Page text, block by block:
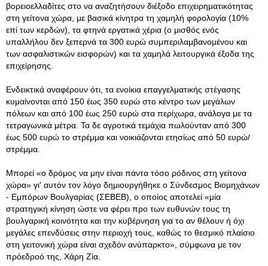
βορειοελλαδίτες στο να αναζητήσουν διέξοδο επιχειρηματικότητας
στη γείτονα χώρα, με βασικά κίνητρα τη χαμηλή φορολογία (10%
επί των κερδών), τα φτηνά εργατικά χέρια (ο μισθός ενός
υπαλλήλου δεν ξεπερνά τα 300 ευρώ συμπεριλαμβανομένου και
των ασφαλιστικών εισφορών) και τα χαμηλά λειτουργικά έξοδα της
επιχείρησης.
Ενδεικτικά αναφέρουν ότι, τα ενοίκια επαγγελματικής στέγασης
κυμαίνονται από 150 έως 350 ευρώ στο κέντρο των μεγάλων
πόλεων και από 100 έως 250 ευρώ στα περίχωρα, ανάλογα με τα
τετραγωνικά μέτρα. Τα δε αγροτικά τεμάχια πωλούνταν από 300
έως 500 ευρώ το στρέμμα και νοικιάζονται ετησίως από 50 ευρώ/
στρέμμα.
Μπορεί «ο δρόμος να μην είναι πάντα τόσο ρόδινος στη γείτονα
χώρα» γι' αυτόν τον λόγο δημιουργήθηκε ο Σύνδεσμος Βιομηχάνων
- Εμπόρων Βουλγαρίας (ΣΕΒΕΒ), ο οποίος αποτελεί «μία
στρατηγική κίνηση ώστε να φέρει προ των ευθυνών τους τη
βουλγαρική κοινότητα και την κυβέρνηση για το αν θέλουν ή όχι
μεγάλες επενδύσεις στην περιοχή τους, καθώς το θεσμικό πλαίσιο
στη γειτονική χώρα είναι σχεδόν ανύπαρκτο», σύμφωνα με τον
πρόεδροό της, Χάρη Ζία.